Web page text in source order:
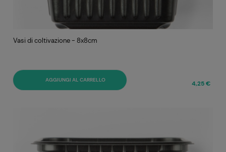
Vasi di coltivazione - 8x8cm
4,25 €
AGGIUNGI AL CARRELLO